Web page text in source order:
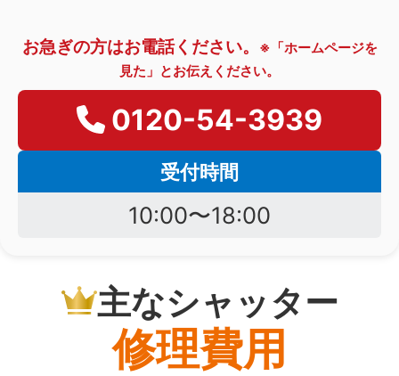
お急ぎの方はお電話ください。
※「ホームページを
見た」とお伝えください。
0120-54-3939
受付時間
10:00〜18:00
主なシャッター
修理費用